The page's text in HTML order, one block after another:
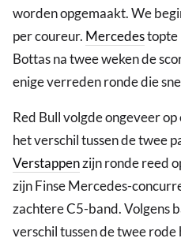
worden opgemaakt. We
per coureur. Mercedestopte
Bottas na twee weken de
enige verreden ronde die
Red Bull volgde ongeveer
het verschil tussen de twee
Verstappenzijn ronde reed
zijn Finse Mercedes-
zachtere C5-band. Volgens
verschil tussen de twee